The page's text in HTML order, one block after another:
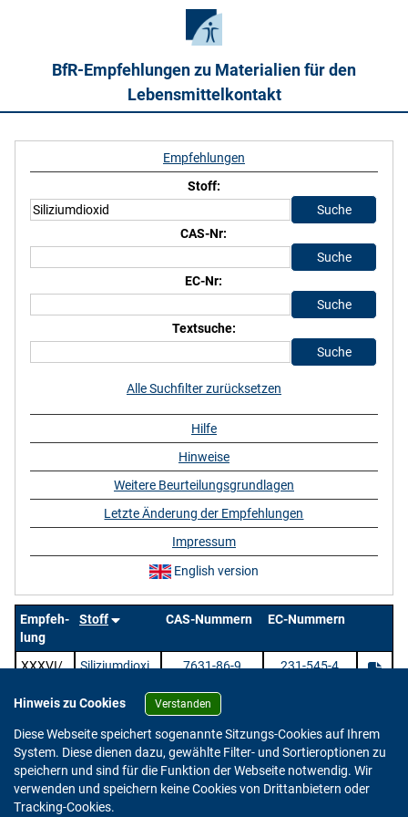
BfR-Empfehlungen zu Materialien für den
Lebensmittelkontakt
Empfeh-
lung
Stoff CAS-Nummern EC-Nummern
XXXVI/
Siliziumdioxi
7631-86-9 231-545-4
1 Stoffe | / 1 | Zeige pro Seite.
Empfehlungen
Stoff:
CAS-Nr:
EC-Nr:
Textsuche:
Alle Suchfilter zurücksetzen
Hilfe
Hinweise
Weitere Beurteilungsgrundlagen
Letzte Änderung der Empfehlungen
Impressum
English version
Hinweis zu Cookies Verstanden
Diese Webseite speichert sogenannte Sitzungs-Cookies auf Ihrem
System. Diese dienen dazu, gewählte Filter- und Sortieroptionen zu
speichern und sind für die Funktion der Webseite notwendig. Wir
verwenden und speichern keine Cookies von Drittanbietern oder
Tracking-Cookies.